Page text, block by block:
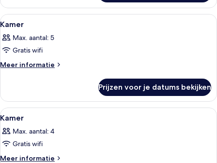
suite,
uitzicht
op
(Premium
Level)
Alle
foto's
voor
Kamer
laden
Hotelkamer met twee bedden, een
5
Kamer
Max. aantal: 5
Gratis wifi
Meer informatie
Meer
Prijzen voor je datums bekijken
Alle
foto's
voor
Kamer
laden
Hotelkamer met een bed, een
5
Kamer
Max. aantal: 4
Gratis wifi
Meer informatie
Meer